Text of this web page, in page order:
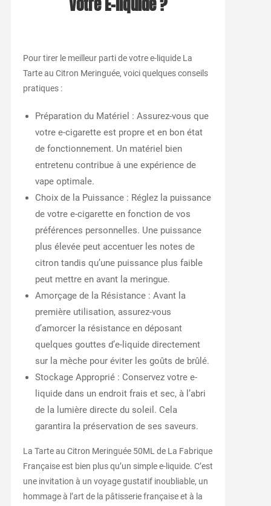
Votre E-liquide ?
Pour tirer le meilleur parti de votre e-liquide La
Tarte au Citron Meringuée, voici quelques conseils
pratiques :
Préparation du Matériel : Assurez-vous que
votre e-cigarette est propre et en bon état
de fonctionnement. Un matériel bien
entretenu contribue à une expérience de
vape optimale.
Choix de la Puissance : Réglez la puissance
de votre e-cigarette en fonction de vos
préférences personnelles. Une puissance
plus élevée peut accentuer les notes de
citron tandis qu’une puissance plus faible
peut mettre en avant la meringue.
Amorçage de la Résistance : Avant la
première utilisation, assurez-vous
d’amorcer la résistance en déposant
quelques gouttes d’e-liquide directement
sur la mèche pour éviter les goûts de brûlé.
Stockage Approprié : Conservez votre e-
liquide dans un endroit frais et sec, à l’abri
de la lumière directe du soleil. Cela
garantira la préservation de ses saveurs.
La Tarte au Citron Meringuée 50ML de La Fabrique
Française est bien plus qu’un simple e-liquide. C’est
une invitation à un voyage gustatif inoubliable, un
hommage à l’art de la pâtisserie française et à la